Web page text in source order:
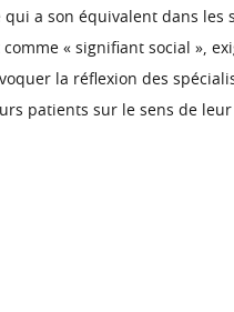
a son équivalent dans les
« signifiant social »,
la réflexion des
patients sur le sens de leur